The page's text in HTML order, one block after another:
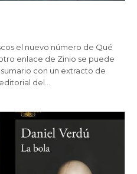
el nuevo número de Qué
enlace de Zinio se puede
con un extracto de
del…